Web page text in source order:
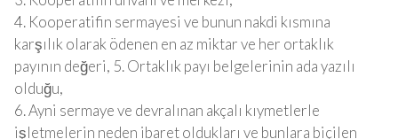
4. Kooperatifin sermayesi ve bunun nakdi kısmına
karşılık olarak ödenen en az miktar ve her ortaklık
payının değeri, 5. Ortaklık payı belgelerinin ada yazılı
olduğu,
6. Ayni sermaye ve devralınan akçalı kıymetlerle
işletmelerin neden ibaret oldukları ve bunlara biçilen